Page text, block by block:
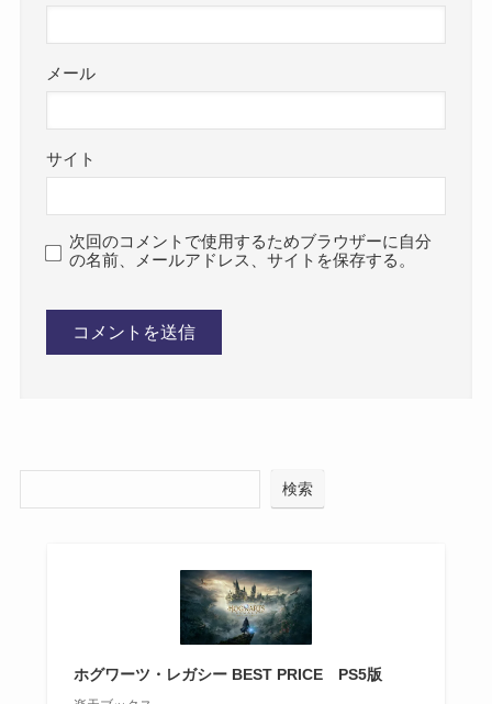
メール
サイト
次回のコメントで使用するためブラウザーに自分
の名前、メールアドレス、サイトを保存する。
検索
ホグワーツ・レガシー BEST PRICE PS5版